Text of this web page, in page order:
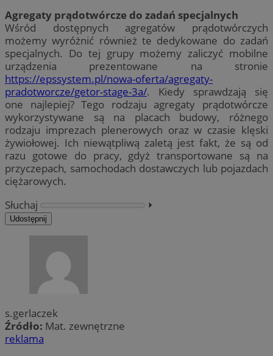
Agregaty prądotwórcze do zadań specjalnych
Wśród dostępnych agregatów prądotwórczych
możemy wyróżnić również te dedykowane do zadań
specjalnych. Do tej grupy możemy zaliczyć mobilne
urządzenia prezentowane na stronie
https://epssystem.pl/nowa-oferta/agregaty-
pradotworcze/getor-stage-3a/. Kiedy sprawdzają się
one najlepiej? Tego rodzaju agregaty prądotwórcze
wykorzystywane są na placach budowy, różnego
rodzaju imprezach plenerowych oraz w czasie klęski
żywiołowej. Ich niewątpliwą zaletą jest fakt, że są od
razu gotowe do pracy, gdyż transportowane są na
przyczepach, samochodach dostawczych lub pojazdach
ciężarowych.
Słuchaj
⏵︎
Udostępnij
s.gerlaczek
Źródło: Mat. zewnętrzne
reklama